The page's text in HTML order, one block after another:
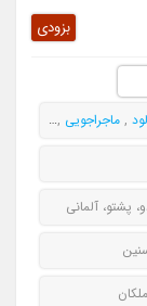
بزودی
, ماجراجویی , معمایی
پشتو، آلمانی